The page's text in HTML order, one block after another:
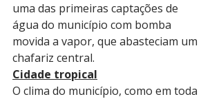
uma das primeiras captações de
água do município com bomba
movida a vapor, que abasteciam um
chafariz central.
Cidade tropical
O clima do município, como em toda